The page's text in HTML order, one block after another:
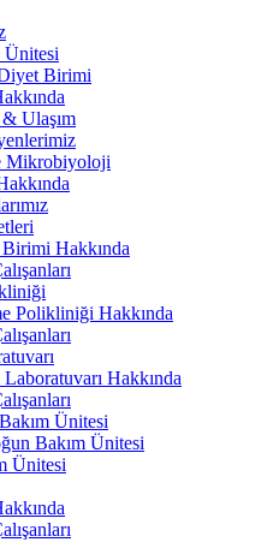
Ünitesi
Birimi
Ulaşım
Mikrobiyoloji
Hakkında
Polikliniği Hakkında
Hakkında
Ünitesi
Bakım Ünitesi
Ünitesi